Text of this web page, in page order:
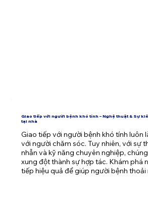
Giao tiếp với người bệnh khó tính – Nghệ thuật & Sự
tại nhà
Giao tiếp với người bệnh khó tính luôn
với người chăm sóc. Tuy nhiên, với sự
nhẫn và kỹ năng chuyên nghiệp,
xung đột thành sự hợp tác. Khám phá
tiếp hiệu quả để giúp người bệnh thoải